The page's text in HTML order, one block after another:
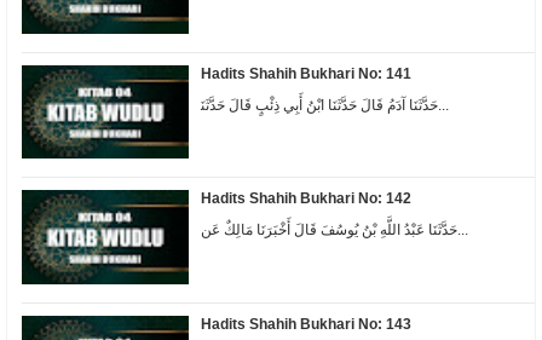
Hadits Shahih Bukhari No: 141
Hadits Shahih Bukhari No: 142
ﺣَﺪَّﺛَﻨَﺎ ﻋَﺒْﺪُ ﺍﻟﻠَّﻪِ ﺑْﻦُ ﻳُﻮﺳُﻒَ ﻗَﺎﻝَ ﺃَﺧْﺒَﺮَﻧَﺎ ﻣَﺎﻟِﻚٌ ﻋَﻦ...
Hadits Shahih Bukhari No: 143